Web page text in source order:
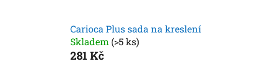
Carioca Plus sada na kreslení
Skladem (>5 ks)
281 Kč